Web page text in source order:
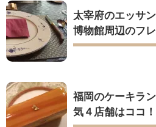
太宰府のエッサ
博物館周辺のフ
福岡のケーキラ
気４店舗はココ！